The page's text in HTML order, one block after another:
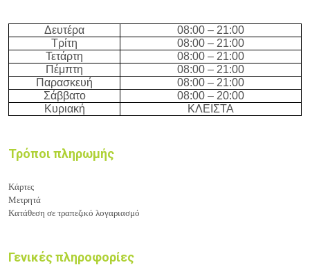
Δευτέρα 08:00 – 21:00
Τρίτη
08:00 – 21:00
Τετάρτη
08:00 – 21:00
Πέμπτη
08:00 – 21:00
Παρασκευή
08:00 – 21:00
Σάββατο
08:00 – 20:00
Κυριακή
ΚΛΕΙΣΤΑ
Τρόποι πληρωμής
Κάρτες
Μετρητά
Κατάθεση σε τραπεζικό λογαριασμό
Γενικές πληροφορίες